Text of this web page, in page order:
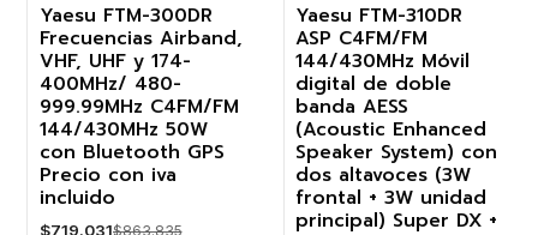
-17%
Agotado
Yaesu FTM-300DR
Frecuencias Airband,
VHF, UHF y 174-
400MHz/ 480-
999.99MHz C4FM/FM
144/430MHz 50W
con Bluetooth GPS
Precio con iva
incluido
$719.031$863.835
-17%
Agotado
Yaesu FTM-310DR
ASP C4FM/FM
144/430MHz Móvil
digital de doble
banda AESS
(Acoustic Enhanced
Speaker System) con
dos altavoces (3W
frontal + 3W unidad
principal) Super DX +